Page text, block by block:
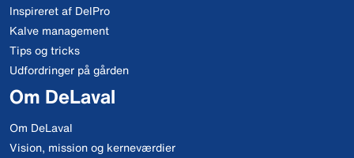
Inspireret af DelPro
Kalve management
Tips og tricks
Udfordringer på gården
Om DeLaval
Om DeLaval
Vision, mission og kerneværdier